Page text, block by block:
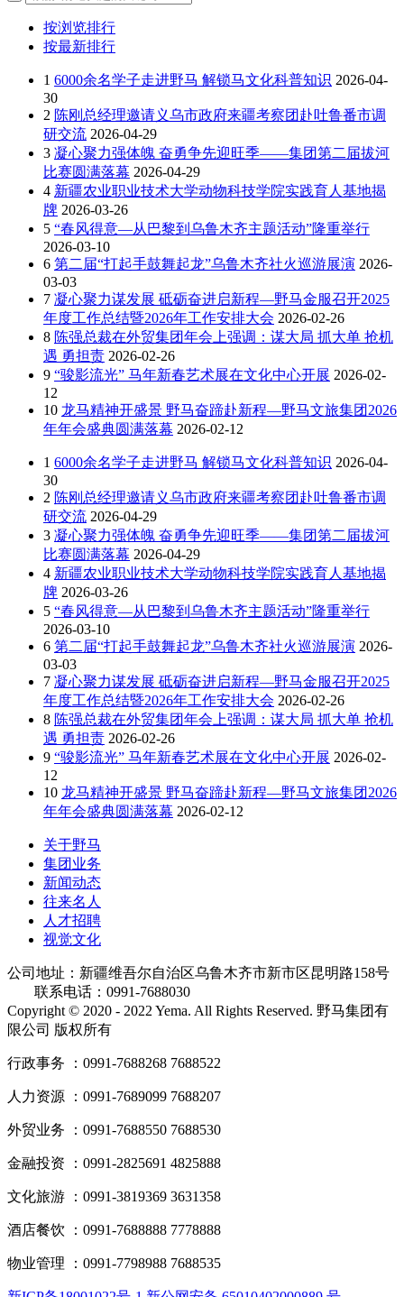
按浏览排行
按最新排行
1 6000余名学子走进野马 解锁马文化科普知识 2026-04-
30
2 陈刚总经理邀请义乌市政府来疆考察团赴吐鲁番市调
研交流 2026-04-29
3 凝心聚力强体魄 奋勇争先迎旺季——集团第二届拔河
比赛圆满落幕 2026-04-29
4 新疆农业职业技术大学动物科技学院实践育人基地揭
牌 2026-03-26
5 “春风得意—从巴黎到乌鲁木齐主题活动”隆重举行
2026-03-10
6 第二届“打起手鼓舞起龙”乌鲁木齐社火巡游展演 2026-
03-03
7 凝心聚力谋发展 砥砺奋进启新程—野马金服召开2025
年度工作总结暨2026年工作安排大会 2026-02-26
8 陈强总裁在外贸集团年会上强调：谋大局 抓大单 抢机
遇 勇担责 2026-02-26
9 “骏影流光” 马年新春艺术展在文化中心开展 2026-02-
12
10 龙马精神开盛景 野马奋蹄赴新程—野马文旅集团2026
年年会盛典圆满落幕 2026-02-12
1 6000余名学子走进野马 解锁马文化科普知识 2026-04-
30
2 陈刚总经理邀请义乌市政府来疆考察团赴吐鲁番市调
研交流 2026-04-29
3 凝心聚力强体魄 奋勇争先迎旺季——集团第二届拔河
比赛圆满落幕 2026-04-29
4 新疆农业职业技术大学动物科技学院实践育人基地揭
牌 2026-03-26
5 “春风得意—从巴黎到乌鲁木齐主题活动”隆重举行
2026-03-10
6 第二届“打起手鼓舞起龙”乌鲁木齐社火巡游展演 2026-
03-03
7 凝心聚力谋发展 砥砺奋进启新程—野马金服召开2025
年度工作总结暨2026年工作安排大会 2026-02-26
8 陈强总裁在外贸集团年会上强调：谋大局 抓大单 抢机
遇 勇担责 2026-02-26
9 “骏影流光” 马年新春艺术展在文化中心开展 2026-02-
12
10 龙马精神开盛景 野马奋蹄赴新程—野马文旅集团2026
年年会盛典圆满落幕 2026-02-12
关于野马
集团业务
新闻动态
往来名人
人才招聘
视觉文化
公司地址：新疆维吾尔自治区乌鲁木齐市新市区昆明路158号
联系电话：0991-7688030
Copyright © 2020 - 2022 Yema. All Rights Reserved. 野马集团有
限公司 版权所有
行政事务 ：0991-7688268 7688522
人力资源 ：0991-7689099 7688207
外贸业务 ：0991-7688550 7688530
金融投资 ：0991-2825691 4825888
文化旅游 ：0991-3819369 3631358
酒店餐饮 ：0991-7688888 7778888
物业管理 ：0991-7798988 7688535